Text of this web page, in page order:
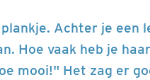
Achter je een
Hoe vaak heb je
mooi!" Het zag er